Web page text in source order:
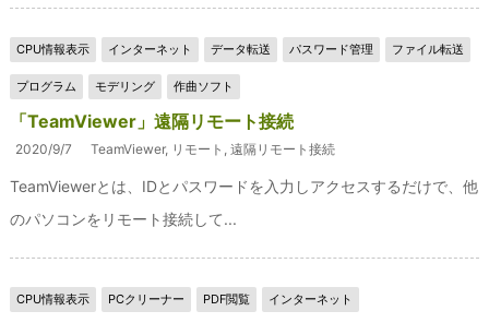
CPU情報表示 インターネット データ転送 パスワード管理 ファイル転送
プログラム モデリング 作曲ソフト
「TeamViewer」遠隔リモート接続
2020/9/7 TeamViewer, リモート , 遠隔リモート接続
TeamViewerとは、IDとパスワードを入力しアクセスするだけで、他
のパソコンをリモート接続して...
CPU情報表示 PCクリーナー PDF閲覧 インターネット